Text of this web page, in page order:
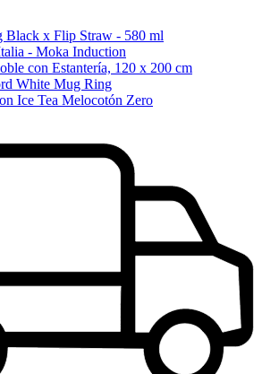
Black x Flip Straw - 580 ml
- Moka Induction
con Estantería, 120 x 200 cm
White Mug Ring
Ice Tea Melocotón Zero